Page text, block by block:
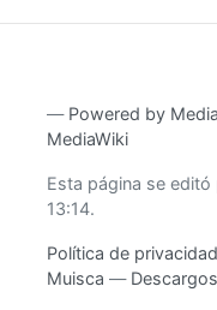
― Powered by
MediaWiki
Esta página se
13:14.
Política de privacidad
Muisca
Descargos